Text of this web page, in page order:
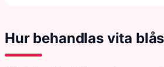
Hur behandlas vita